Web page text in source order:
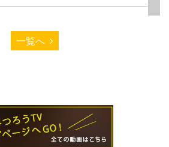
一覧へ